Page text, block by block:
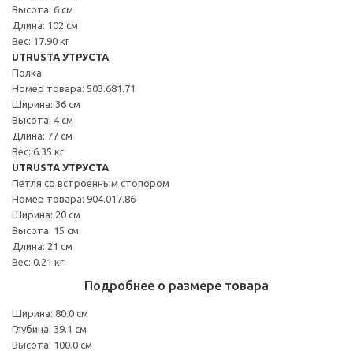
Высота: 6 см
Длина: 102 см
Вес: 17.90 кг
UTRUSTA УТРУСТА
Полка
Номер товара: 503.681.71
Ширина: 36 см
Высота: 4 см
Длина: 77 см
Вес: 6.35 кг
UTRUSTA УТРУСТА
Петля со встроенным стопором
Номер товара: 904.017.86
Ширина: 20 см
Высота: 15 см
Длина: 21 см
Вес: 0.21 кг
Подробнее о размере товара
Ширина: 80.0 см
Глубина: 39.1 см
Высота: 100.0 см